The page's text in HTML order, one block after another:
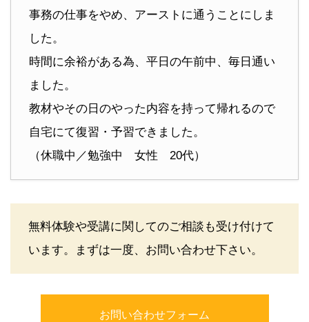
事務の仕事をやめ、アーストに通うことにしま
した。
時間に余裕がある為、平日の午前中、毎日通い
ました。
教材やその日のやった内容を持って帰れるので
自宅にて復習・予習できました。
（休職中／勉強中 女性 20代）
無料体験や受講に関してのご相談も受け付けて
います。まずは一度、お問い合わせ下さい。
お問い合わせフォーム